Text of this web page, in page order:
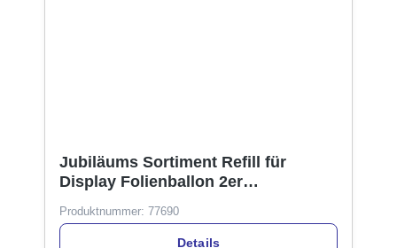
Jubiläums Sortiment Refill für
Display Folienballon 2er
Produktnummer: 77690
Details